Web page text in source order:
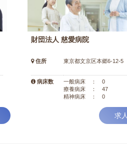
財団法人 慈愛病院
住所 東京都文京区本郷6-12-5
病床数
一般病床 ： 0
療養病床 ： 47
精神病床 ： 0
求